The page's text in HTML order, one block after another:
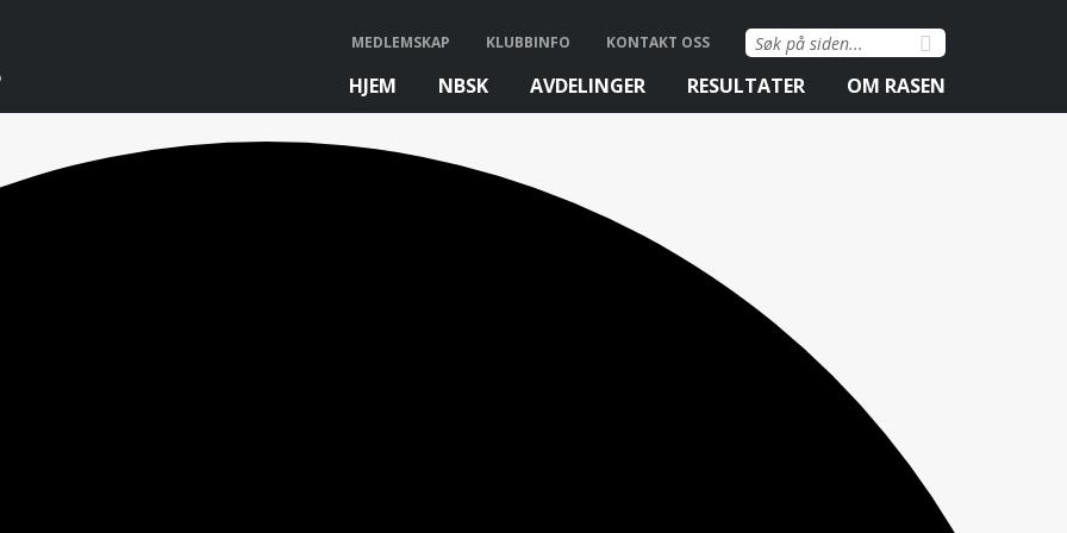
Søk
etter:
MEDLEMSKAP KLUBBINFO KONTAKT OSS
HJEM NBSK AVDELINGER RESULTATER
OM RASEN